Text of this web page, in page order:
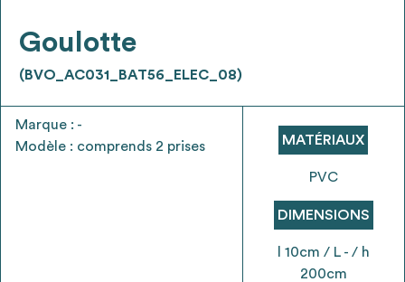
5
Être recontacté afin d’obtenir plus de
renseignements sur les modalités et
stratégies de récupérations
envisageables
* Attention, l’ajout des matériaux à sa liste et son envoi ne
Goulotte
(BVO_AC031_BAT56_ELEC_08)
Marque : -
Modèle : comprends 2 prises
MATÉRIAUX
PVC
DIMENSIONS
l 10cm / L - / h
200cm